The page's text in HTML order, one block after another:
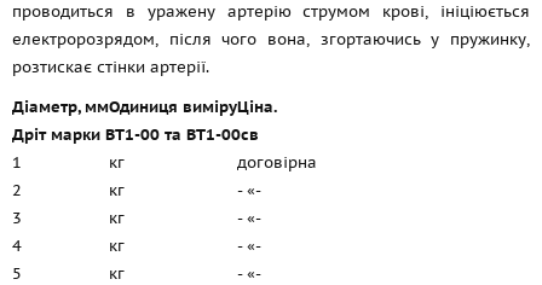
проводиться в уражену артерію струмом крові, ініціюється
електророзрядом, після чого вона, згортаючись у пружинку,
розтискає стінки артерії.
Діаметр, ммОдиниця виміруЦіна.
Дріт марки ВТ1-00 та ВТ1-00св
1
кг
договірна
2
кг
- «-
3
кг
- «-
4
кг
- «-
5
кг
- «-